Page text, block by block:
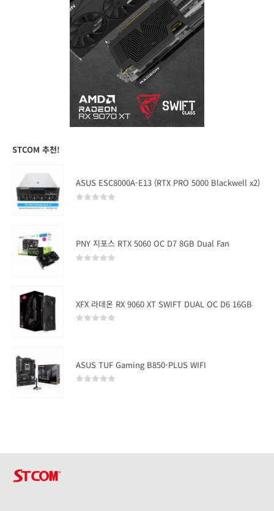
STCOM 추천!
ASUS ESC8000A-E13 (RTX PRO 5000 Blackwell x2)
PNY 지포스 RTX 5060 OC D7 8GB Dual Fan
XFX 라데온 RX 9060 XT SWIFT DUAL OC D6 16GB
ASUS TUF Gaming B850-PLUS WIFI